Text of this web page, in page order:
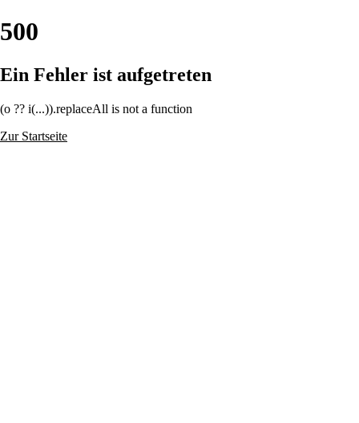
500
Ein Fehler ist aufgetreten
(o ?? i(...)).replaceAll is not a function
Zur Startseite